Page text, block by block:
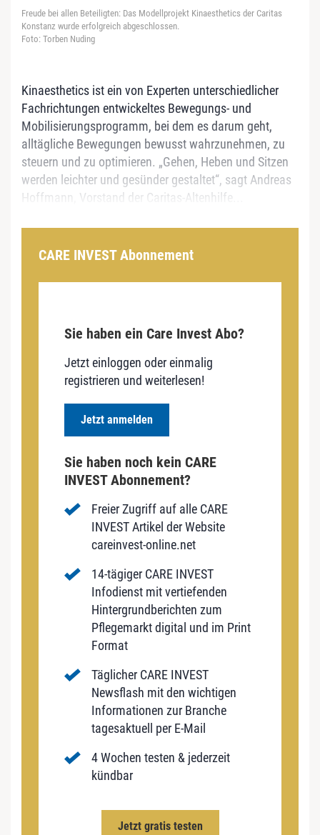
Freude bei allen Beteiligten: Das Modellprojekt Kinaesthetics der Caritas
Konstanz wurde erfolgreich abgeschlossen.
Foto: Torben Nuding
Kinaesthetics ist ein von Experten unterschiedlicher
Fachrichtungen entwickeltes Bewegungs- und
Mobilisierungsprogramm, bei dem es darum geht,
alltägliche Bewegungen bewusst wahrzunehmen, zu
steuern und zu optimieren. „Gehen, Heben und Sitzen
werden leichter und gesünder gestaltet“, sagt Andreas
Hoffmann, Vorstand der Caritas-Altenhilfe...
CARE INVEST Abonnement
Sie haben ein Care Invest Abo?
Jetzt einloggen oder einmalig
registrieren und weiterlesen!
Jetzt anmelden
Sie haben noch kein CARE
INVEST Abonnement?
Freier Zugriff auf alle CARE
INVEST Artikel der Website
careinvest-online.net
14-tägiger CARE INVEST
Infodienst mit vertiefenden
Hintergrundberichten zum
Pflegemarkt digital und im Print
Format
Täglicher CARE INVEST
Newsflash mit den wichtigen
Informationen zur Branche
tagesaktuell per E-Mail
4 Wochen testen & jederzeit
kündbar
Jetzt gratis testen